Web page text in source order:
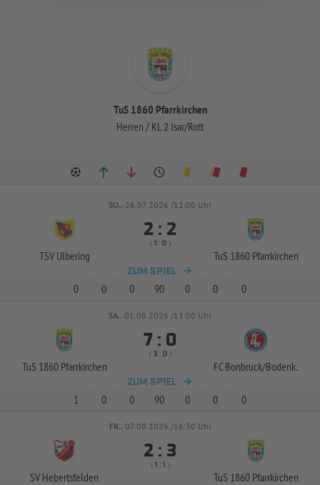
TuS 1860 Pfarrkirchen
Herren / KL 2 Isar/Rott
SO.. 26.07.2026 /12:00 Uhr
TSV Ulbering
 : 
(  :  )
TuS 1860 Pfarrkirchen
ZUM SPIEL
0 0 0 90 0 0 0
SA.. 01.08.2026 /13:00 Uhr
TuS 1860 Pfarrkirchen
 : 
(  :  )
FC Bonbruck/Bodenk.
ZUM SPIEL
1 0 0 90 0 0 0
FR.. 07.08.2026 /16:30 Uhr
SV Hebertsfelden
 : 
(  :  )
TuS 1860 Pfarrkirchen